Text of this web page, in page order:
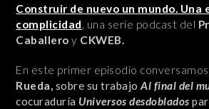
Construir de nuevo un mundo. Una
complicidad, una serie podcast del
Caballero y CKWEB.
En este primer episodio
Rueda, sobre su trabajoAl final del
cocuraduría Universos desdoblados